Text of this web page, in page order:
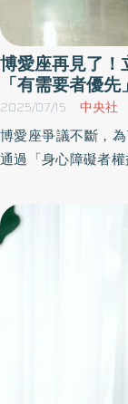
博愛座再見了
「有需要者優
2025/07/15 中央社
博愛座爭議不斷，
通過「身心障礙者
乘坐。對此，病友
教育更重要，民團
需求者。